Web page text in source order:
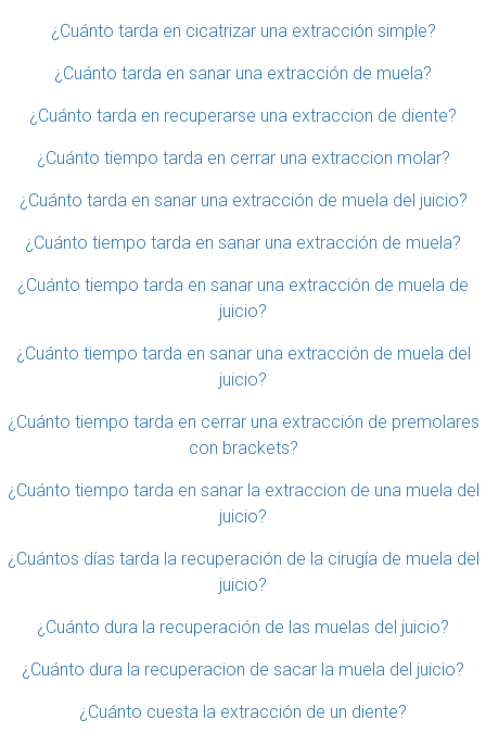
¿Cuánto tarda en cicatrizar una extracción simple?
¿Cuánto tarda en sanar una extracción de muela?
¿Cuánto tarda en recuperarse una extraccion de diente?
¿Cuánto tiempo tarda en cerrar una extraccion molar?
¿Cuánto tarda en sanar una extracción de muela del juicio?
¿Cuánto tiempo tarda en sanar una extracción de muela?
¿Cuánto tiempo tarda en sanar una extracción de muela de
juicio?
¿Cuánto tiempo tarda en sanar una extracción de muela del
juicio?
¿Cuánto tiempo tarda en cerrar una extracción de premolares
con brackets?
¿Cuánto tiempo tarda en sanar la extraccion de una muela del
juicio?
¿Cuántos días tarda la recuperación de la cirugía de muela del
juicio?
¿Cuánto dura la recuperación de las muelas del juicio?
¿Cuánto dura la recuperacion de sacar la muela del juicio?
¿Cuánto cuesta la extracción de un diente?